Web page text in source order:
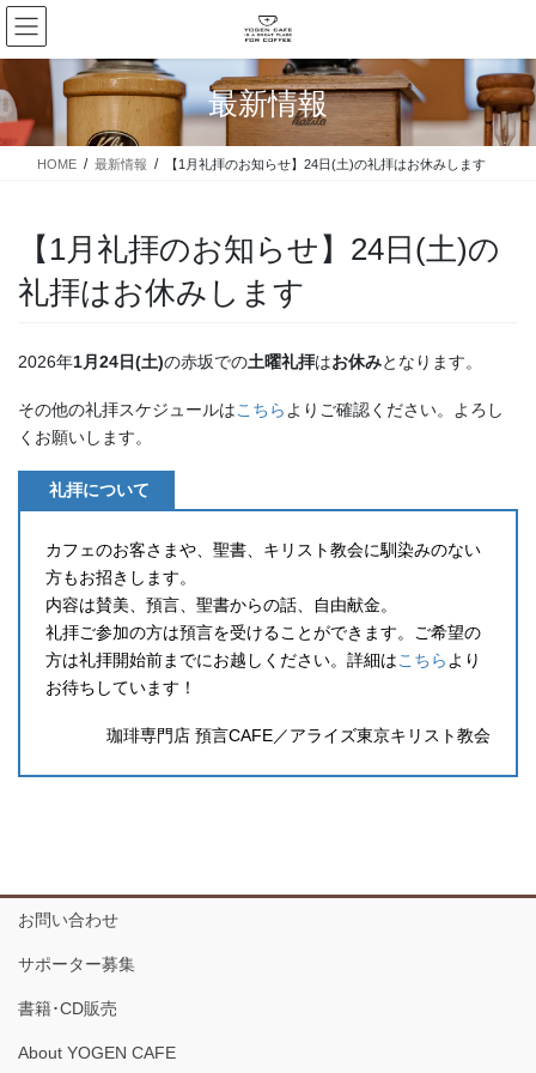
コ
ン
テ
ン
ツ
に
ナ
ビ
ゲ
ー
シ
ョ
最新情報
HOME 最新情報 【1月礼拝のお知らせ】24日(土)の礼拝はお休みします
【1月礼拝のお知らせ】24日(土)の
礼拝はお休みします
2026年1月24日(土)の赤坂での土曜礼拝はお休みとなります。
その他の礼拝スケジュールはこちら よりご確認ください。よろし
くお願いします。
礼拝について
カフェのお客さまや、聖書、キリスト教会に馴染みのない
方もお招きします。
内容は賛美、預言、聖書からの話、自由献金。
礼拝ご参加の方は預言を受けることができます。ご希望の
方は礼拝開始前までにお越しください。詳細はこちら より
お待ちしています！
珈琲専門店 預言CAFE／アライズ東京キリスト教会
お問い合わせ
サポーター募集
書籍･CD販売
About YOGEN CAFE